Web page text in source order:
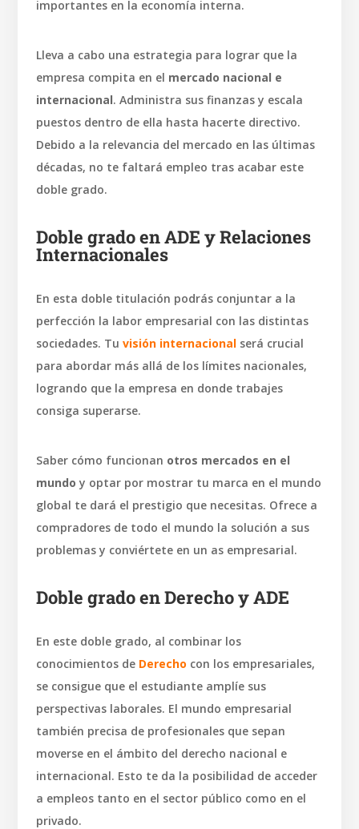
importantes en la economía interna.
Lleva a cabo una estrategia para lograr que la
empresa compita en el mercado nacional e
internacional. Administra sus finanzas y escala
puestos dentro de ella hasta hacerte directivo.
Debido a la relevancia del mercado en las últimas
décadas, no te faltará empleo tras acabar este
doble grado.
Doble grado en ADE y Relaciones
Internacionales
En esta doble titulación podrás conjuntar a la
perfección la labor empresarial con las distintas
sociedades. Tu visión internacionalserá crucial
para abordar más allá de los límites nacionales,
logrando que la empresa en donde trabajes
consiga superarse.
Saber cómo funcionan otros mercados en el
mundo y optar por mostrar tu marca en el mundo
global te dará el prestigio que necesitas. Ofrece a
compradores de todo el mundo la solución a sus
problemas y conviértete en un as empresarial.
Doble grado en Derecho y ADE
En este doble grado, al combinar los
conocimientos de Derecho con los empresariales,
se consigue que el estudiante amplíe sus
perspectivas laborales. El mundo empresarial
también precisa de profesionales que sepan
moverse en el ámbito del derecho nacional e
internacional. Esto te da la posibilidad de acceder
a empleos tanto en el sector público como en el
privado.